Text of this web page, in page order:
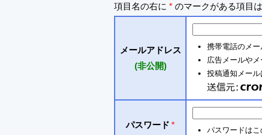
項目名の右に * のマークがある項目
メールアドレス
(非公開)
携帯電話のメ
広告メールや
投稿通知メー
パスワード *
パスワードは